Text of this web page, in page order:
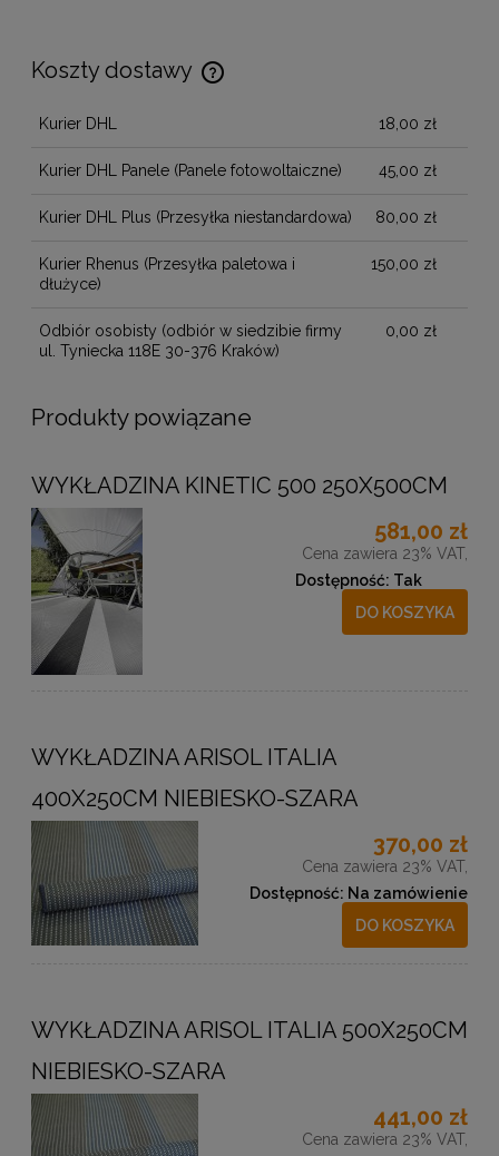
Koszty dostawy
Cena nie zawiera ewentualnych kosztów płatności
Kurier DHL 18,00 zł
Kurier DHL Panele (Panele fotowoltaiczne) 45,00 zł
Kurier DHL Plus (Przesyłka niestandardowa) 80,00 zł
Kurier Rhenus (Przesyłka paletowa i
dłużyce)
150,00 zł
Odbiór osobisty (odbiór w siedzibie firmy
ul. Tyniecka 118E 30-376 Kraków)
0,00 zł
Produkty powiązane
WYKŁADZINA KINETIC 500 250X500CM
581,00 zł
Cena zawiera 23% VAT,
Dostępność: Tak
DO KOSZYKA
WYKŁADZINA ARISOL ITALIA
400X250CM NIEBIESKO-SZARA
370,00 zł
Cena zawiera 23% VAT,
Dostępność: Na zamówienie
DO KOSZYKA
WYKŁADZINA ARISOL ITALIA 500X250CM
NIEBIESKO-SZARA
441,00 zł
Cena zawiera 23% VAT,